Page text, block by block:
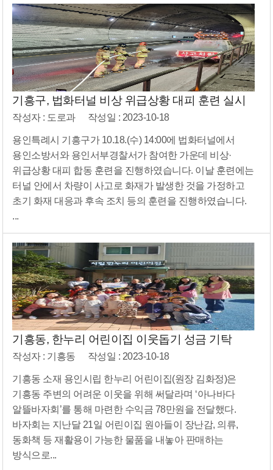
기흥구, 법화터널 비상 위급상황 대피 훈련 실시
작성자 : 도로과 작성일 : 2023-10-18
용인특례시 기흥구가 10.18.(수) 14:00에 법화터널에서
용인소방서와 용인서부경찰서가 참여한 가운데 비상·
위급상황 대피 합동 훈련을 진행하였습니다. 이날 훈련에는
터널 안에서 차량이 사고로 화재가 발생한 것을 가정하고
초기 화재 대응과 후속 조치 등의 훈련을 진행하였습니다.
...
기흥동, 한누리 어린이집 이웃돕기 성금 기탁
작성자 : 기흥동 작성일 : 2023-10-18
기흥동 소재 용인시립 한누리 어린이집(원장 김화정)은
기흥동 주변의 어려운 이웃을 위해 써달라며 ‘아나바다
알뜰바자회’를 통해 마련한 수익금 78만원을 전달했다.
바자회는 지난달 21일 어린이집 원아들이 장난감, 의류,
동화책 등 재활용이 가능한 물품을 내놓아 판매하는
방식으로...